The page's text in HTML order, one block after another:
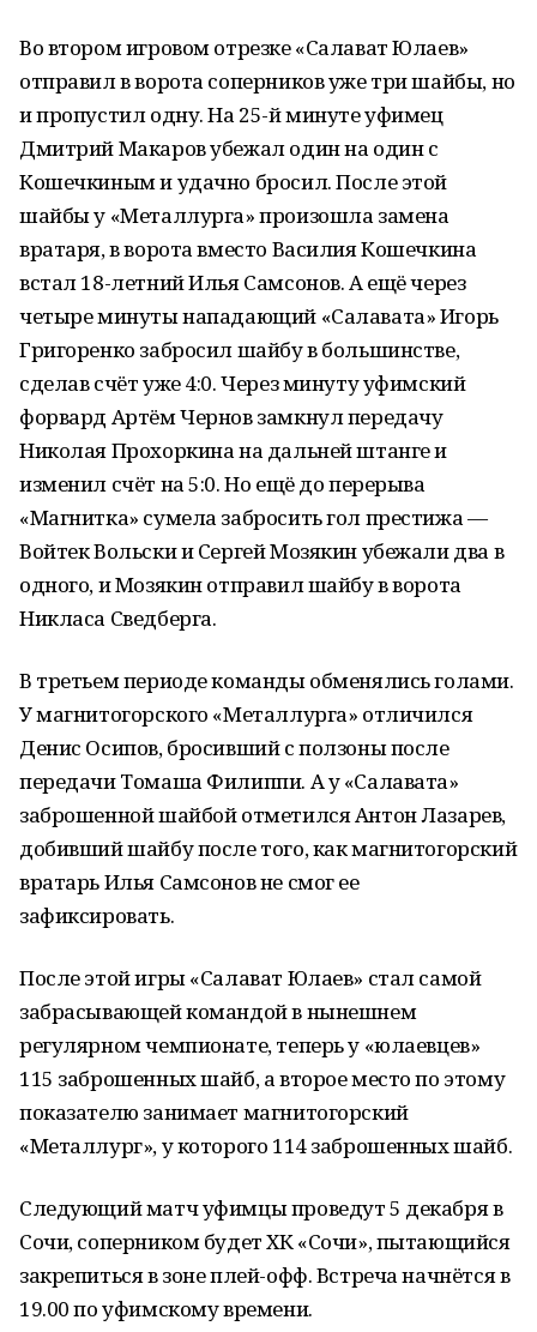
Во втором игровом отрезке «Салават Юлаев»
отправил в ворота соперников уже три шайбы, но
и пропустил одну. На 25-й минуте уфимец
Дмитрий Макаров убежал один на один с
Кошечкиным и удачно бросил. После этой
шайбы у «Металлурга» произошла замена
вратаря, в ворота вместо Василия Кошечкина
встал 18-летний Илья Самсонов. А ещё через
четыре минуты нападающий «Салавата» Игорь
Григоренко забросил шайбу в большинстве,
сделав счёт уже 4:0. Через минуту уфимский
форвард Артём Чернов замкнул передачу
Николая Прохоркина на дальней штанге и
изменил счёт на 5:0. Но ещё до перерыва
«Магнитка» сумела забросить гол престижа —
Войтек Вольски и Сергей Мозякин убежали два в
одного, и Мозякин отправил шайбу в ворота
Никласа Сведберга.
В третьем периоде команды обменялись голами.
У магнитогорского «Металлурга» отличился
Денис Осипов, бросивший с ползоны после
передачи Томаша Филиппи. А у «Салавата»
заброшенной шайбой отметился Антон Лазарев,
добивший шайбу после того, как магнитогорский
вратарь Илья Самсонов не смог ее
зафиксировать.
После этой игры «Салават Юлаев» стал самой
забрасывающей командой в нынешнем
регулярном чемпионате, теперь у «юлаевцев»
115 заброшенных шайб, а второе место по этому
показателю занимает магнитогорский
«Металлург», у которого 114 заброшенных шайб.
Следующий матч уфимцы проведут 5 декабря в
Сочи, соперником будет ХК «Сочи», пытающийся
закрепиться в зоне плей-офф. Встреча начнётся в
19.00 по уфимскому времени.